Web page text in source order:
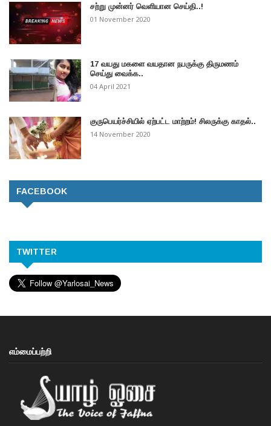
சற்று முன்னர் வெளியான செய்தி..!
01 November 2020
17 வயது மகளை வயதான நபருக்கு திருமணம்
செய்து வைக்க..
04 April 2021
குருபெயர்ச்சியில் ஏற்பட்ட மாற்றம்! சிலருக்கு காதல்..
14 November 2020
FACEBOOK
TWITTER
எம்மைப்பற்றி